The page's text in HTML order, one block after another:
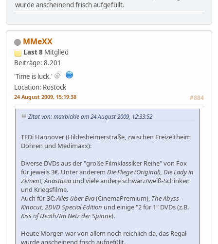
wurde anscheinend frisch aufgefüllt.
MMeXX
Last 8 Mitglied
Beiträge: 8.201
'Time is luck.'
Location: Rostock
24 August 2009, 15:19:38 #884
Zitat von: maxbickle am 24 August 2009, 12:33:52
TEDi Hannover (Hildesheimerstraße, zwischen Freizeitheim
Döhren und Medimaxx):
Diverse DVDs aus der "große Filmklassiker Reihe" von Fox
für jeweils 3€. Unter anderem Die Fliege (Original), Die Lady in
Zement, Anastasia und viele andere schwarz/weiß-Schinken
und Kriegsfilme.
Auch für 3€:Alles über Eva(CinemaPremium), The Abyss -
Kinocut, 2DVD Special Edition und einige "2 für 1" DVDs (z.B.
Kiss of Death/Im Netz der Spinne).
Heute Morgen war von allem noch reichlich da, das Regal
wurde anscheinend frisch aufgefüllt.